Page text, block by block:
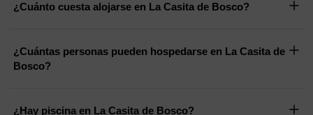
¿Cuánto cuesta alojarse en La Casita de Bosco?
¿Cuántas personas pueden hospedarse en La Casita de
Bosco?
¿Hay piscina en La Casita de Bosco?